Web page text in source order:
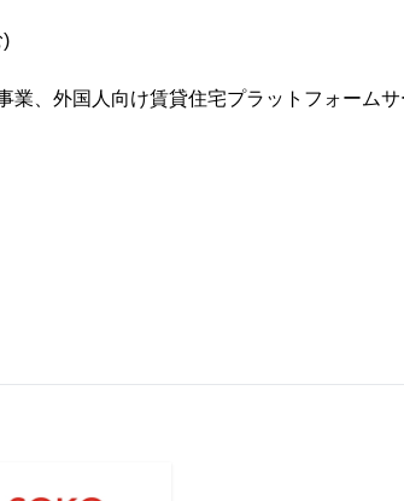
)
業、外国人向け賃貸住宅プラットフォーム